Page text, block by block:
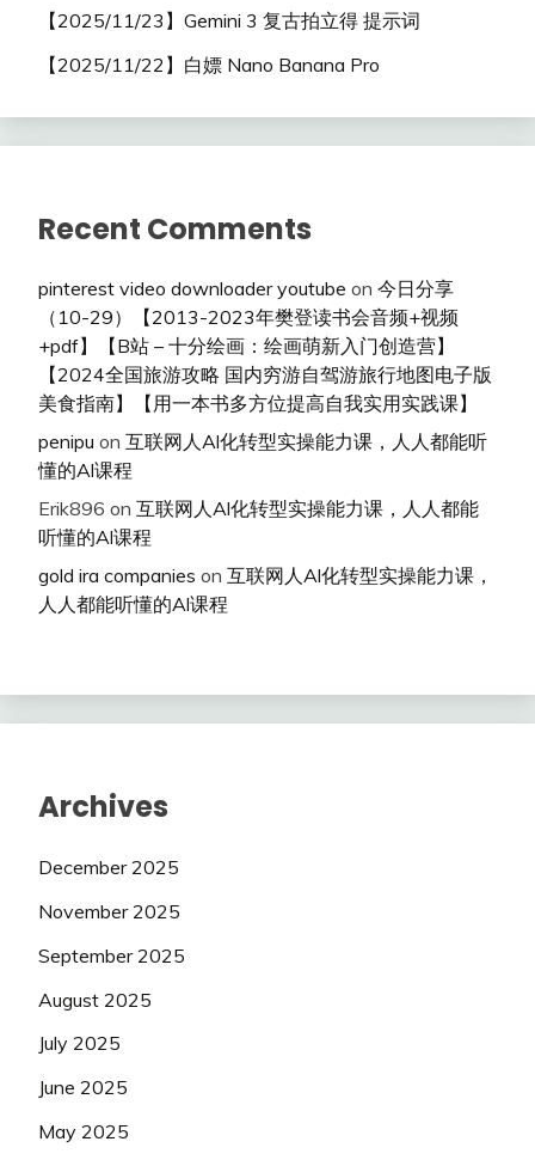
【2025/11/23】Gemini 3 复古拍立得 提示词
【2025/11/22】白嫖 Nano Banana Pro
Recent Comments
pinterest video downloader youtube on 今日分享
（10-29）【2013-2023年樊登读书会音频+视频
+pdf】【B站 – 十分绘画：绘画萌新入门创造营】
【2024全国旅游攻略 国内穷游自驾游旅行地图电子版
美食指南】【用一本书多方位提高自我实用实践课】
penipu on 互联网人Al化转型实操能力课，人人都能听
懂的Al课程
Erik896 on 互联网人Al化转型实操能力课，人人都能
听懂的Al课程
gold ira companies on 互联网人Al化转型实操能力课，
人人都能听懂的Al课程
Archives
December 2025
November 2025
September 2025
August 2025
July 2025
June 2025
May 2025